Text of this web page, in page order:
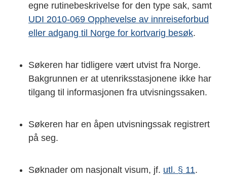
egne rutinebeskrivelse for den type sak, samt
UDI 2010-069 Opphevelse av innreiseforbud
eller adgang til Norge for kortvarig besøk.
Søkeren har tidligere vært utvist fra Norge.
Bakgrunnen er at utenriksstasjonene ikke har
tilgang til informasjonen fra utvisningssaken.
Søkeren har en åpen utvisningssak registrert
på seg.
Søknader om nasjonalt visum, jf. utl. § 11.